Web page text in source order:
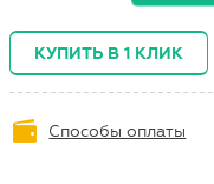
КУПИТЬ В 1 КЛИК
Способы оплаты